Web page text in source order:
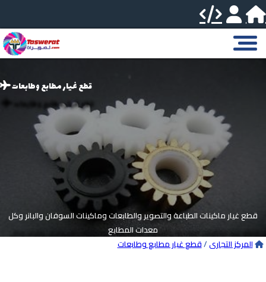
قطع غيار مطابع وطابعات
قطع غيار ماكينات الطباعة والتصوير والطابعات وماكينات السوفان والبانر وكل
معدات المطابع
المركز التجارى/قطع غيار مطابع وطابعات